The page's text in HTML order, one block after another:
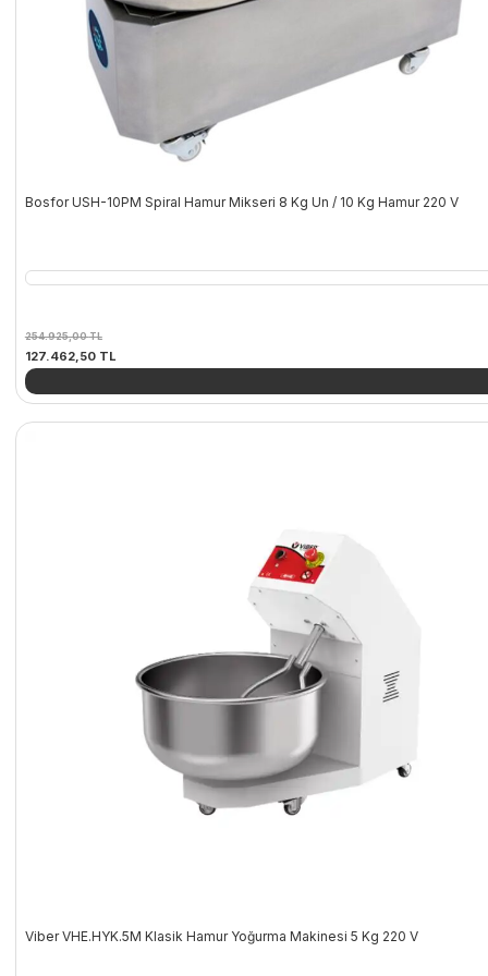
Bosfor USH-10PM Spiral Hamur Mikseri 8 Kg Un / 10 Kg Hamur 220 V
254.925,00TL
Orijinal
fiyat:
254.925,00 TL.
127.462,50 TLŞu
fiyat:
Viber VHE.HYK.5M Klasik Hamur Yoğurma Makinesi 5 Kg 220 V